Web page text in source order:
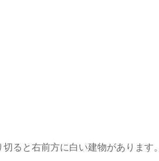
ると右前方に白い建物があります。